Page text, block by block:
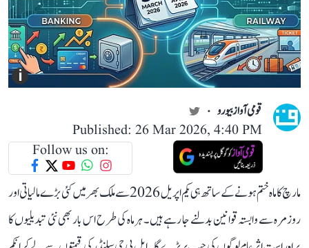
i
قومی آواز بیورو
Published: 26 Mar 2026, 4:40 PM
Follow us on:
مارچ کا ماہ ختم ہونے کے ساتھ ہی یکم اپریل 2026 سے ملک بھر میں کئی بڑے مالیاتی اور
روزمرہ سے وابستہ قوانین بدلنے جا رہے ہیں۔ ہر ماہ کی طرح اس بار بھی نئی تبدیلیوں کا